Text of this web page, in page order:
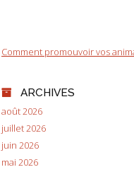
Comment promouvoir vos
ARCHIVES
août 2026
juillet 2026
juin 2026
mai 2026